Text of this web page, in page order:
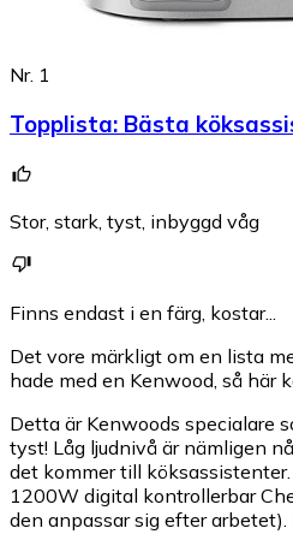
Nr. 1
Topplista: Bästa
Stor, stark, tyst, inbyggd våg
Finns endast i en färg, kostar...
Det vore märkligt om en lista
hade med en Kenwood, så här
Detta är Kenwoods specialare
tyst! Låg ljudnivå är nämligen
det kommer till
1200W digital kontrollerbar
den anpassar sig efter